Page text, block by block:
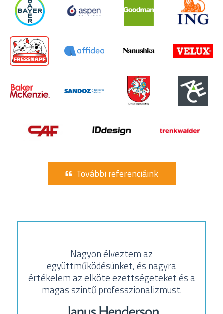
További referenciáink
Nagyon élveztem az
együttműködésünket, és nagyra
értékelem az elkötelezettségeteket és a
magas szintű professzionalizmust.